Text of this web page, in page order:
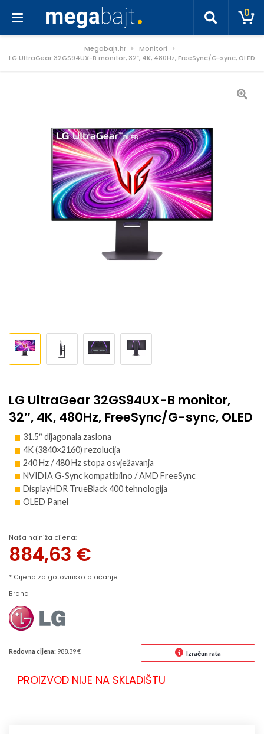
0
Megabajt.hr
Monitori
LG UltraGear 32GS94UX-B monitor, 32″, 4K, 480Hz, FreeSync/G-sync, OLED
LG UltraGear 32GS94UX-B monitor,
32″, 4K, 480Hz, FreeSync/G-sync, OLED
31.5″ dijagonala zaslona
4K (3840×2160) rezolucija
240 Hz / 480 Hz stopa osvježavanja
NVIDIA G-Sync kompatibilno / AMD FreeSync
DisplayHDR TrueBlack 400 tehnologija
OLED Panel
Naša najniža cijena:
884,63 €
* Cijena za gotovinsko plaćanje
Brand
Redovna cijena: 988.39 € Izračun rata
PROIZVOD NIJE NA SKLADIŠTU